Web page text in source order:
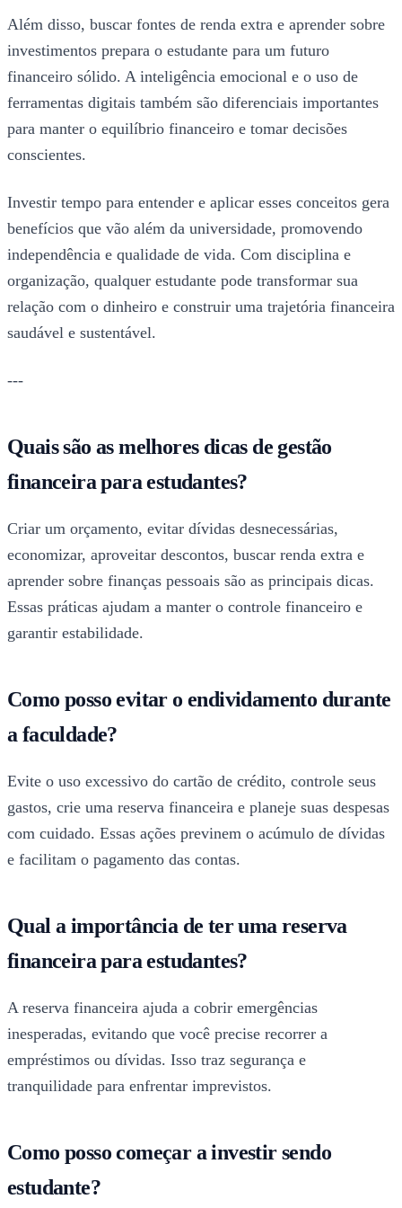
Além disso, buscar fontes de renda extra e aprender sobre
investimentos prepara o estudante para um futuro
financeiro sólido. A inteligência emocional e o uso de
ferramentas digitais também são diferenciais importantes
para manter o equilíbrio financeiro e tomar decisões
conscientes.
Investir tempo para entender e aplicar esses conceitos gera
benefícios que vão além da universidade, promovendo
independência e qualidade de vida. Com disciplina e
organização, qualquer estudante pode transformar sua
relação com o dinheiro e construir uma trajetória financeira
saudável e sustentável.
---
Quais são as melhores dicas de gestão
financeira para estudantes?
Criar um orçamento, evitar dívidas desnecessárias,
economizar, aproveitar descontos, buscar renda extra e
aprender sobre finanças pessoais são as principais dicas.
Essas práticas ajudam a manter o controle financeiro e
garantir estabilidade.
Como posso evitar o endividamento durante
a faculdade?
Evite o uso excessivo do cartão de crédito, controle seus
gastos, crie uma reserva financeira e planeje suas despesas
com cuidado. Essas ações previnem o acúmulo de dívidas
e facilitam o pagamento das contas.
Qual a importância de ter uma reserva
financeira para estudantes?
A reserva financeira ajuda a cobrir emergências
inesperadas, evitando que você precise recorrer a
empréstimos ou dívidas. Isso traz segurança e
tranquilidade para enfrentar imprevistos.
Como posso começar a investir sendo
estudante?